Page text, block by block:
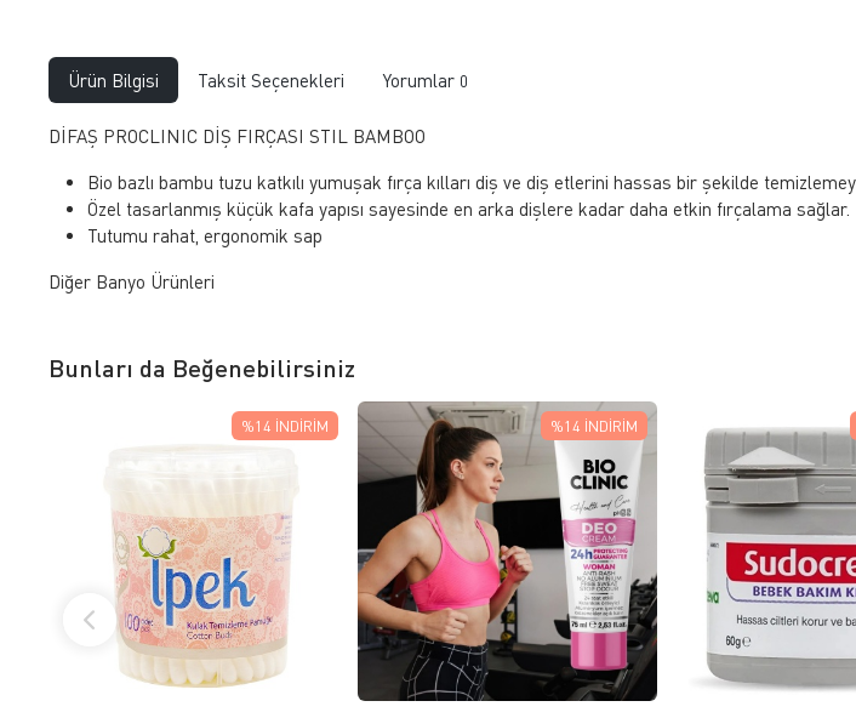
Ürün Bilgisi Taksit Seçenekleri Yorumlar 0
DİFAŞ PROCLINIC DİŞ FIRÇASI STIL BAMBOO
Bio bazlı bambu tuzu katkılı yumuşak fırça kılları diş ve diş etlerini hassas bir şekilde
Özel tasarlanmış küçük kafa yapısı sayesinde en arka dişlere kadar daha etkin fırçalama sağlar.
Tutumu rahat, ergonomik sap
Diğer Banyo Ürünleri
Bunları da Beğenebilirsiniz
FAVORILERE EKLE
SEPETE EKLE
%14 İNDIRIM
FAVORILERE EKLE
SEPETE EKLE
%14 İNDIRIM
FAVORILERE
SEPETE